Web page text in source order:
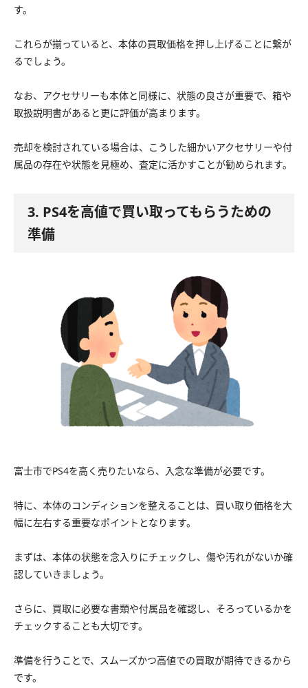
す。
これらが揃っていると、本体の買取価格を押し上げることに繋が
るでしょう。
なお、アクセサリーも本体と同様に、状態の良さが重要で、箱や
取扱説明書があると更に評価が高まります。
売却を検討されている場合は、こうした細かいアクセサリーや付
属品の存在や状態を見極め、査定に活かすことが勧められます。
3. PS4を高値で買い取ってもらうための
準備
富士市でPS4を高く売りたいなら、入念な準備が必要です。
特に、本体のコンディションを整えることは、買い取り価格を大
幅に左右する重要なポイントとなります。
まずは、本体の状態を念入りにチェックし、傷や汚れがないか確
認していきましょう。
さらに、買取に必要な書類や付属品を確認し、そろっているかを
チェックすることも大切です。
準備を行うことで、スムーズかつ高値での買取が期待できるから
です。